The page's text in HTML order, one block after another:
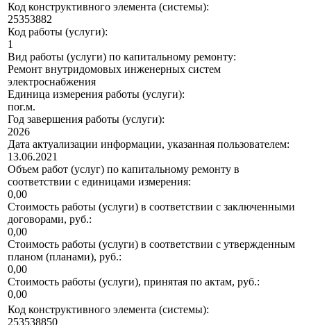
Код конструктивного элемента (системы):
25353882
Код работы (услуги):
1
Вид работы (услуги) по капитальному ремонту:
Ремонт внутридомовых инженерных систем
электроснабжения
Единица измерения работы (услуги):
пог.м.
Год завершения работы (услуги):
2026
Дата актуализации информации, указанная пользователем:
13.06.2021
Объем работ (услуг) по капитальному ремонту в
соответствии с единицами измерения:
0,00
Стоимость работы (услуги) в соответствии с заключенными
договорами, руб.:
0,00
Стоимость работы (услуги) в соответствии с утвержденным
планом (планами), руб.:
0,00
Стоимость работы (услуги), принятая по актам, руб.:
0,00
Код конструктивного элемента (системы):
253538850